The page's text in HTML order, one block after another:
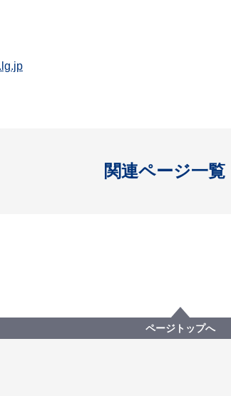
関連ページ一覧
開く
ページトップへ